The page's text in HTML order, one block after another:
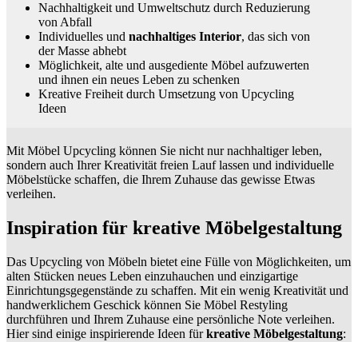
Nachhaltigkeit und Umweltschutz durch Reduzierung
von Abfall
Individuelles und nachhaltiges Interior, das sich von
der Masse abhebt
Möglichkeit, alte und ausgediente Möbel aufzuwerten
und ihnen ein neues Leben zu schenken
Kreative Freiheit durch Umsetzung von Upcycling
Ideen
Mit Möbel Upcycling können Sie nicht nur nachhaltiger leben,
sondern auch Ihrer Kreativität freien Lauf lassen und individuelle
Möbelstücke schaffen, die Ihrem Zuhause das gewisse Etwas
verleihen.
Inspiration für kreative Möbelgestaltung
Das Upcycling von Möbeln bietet eine Fülle von Möglichkeiten, um
alten Stücken neues Leben einzuhauchen und einzigartige
Einrichtungsgegenstände zu schaffen. Mit ein wenig Kreativität und
handwerklichem Geschick können Sie Möbel Restyling
durchführen und Ihrem Zuhause eine persönliche Note verleihen.
Hier sind einige inspirierende Ideen fürkreative Möbelgestaltung: